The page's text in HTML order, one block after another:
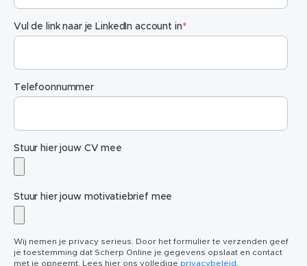
Vul de link naar je LinkedIn account in*
Telefoonnummer
Stuur hier jouw CV mee
Stuur hier jouw motivatiebrief mee
Wij nemen je privacy serieus. Door het formulier te verzenden geef
je toestemming dat Scherp Online je gegevens opslaat en contact
met je opneemt. Lees hier ons volledige privacybeleid